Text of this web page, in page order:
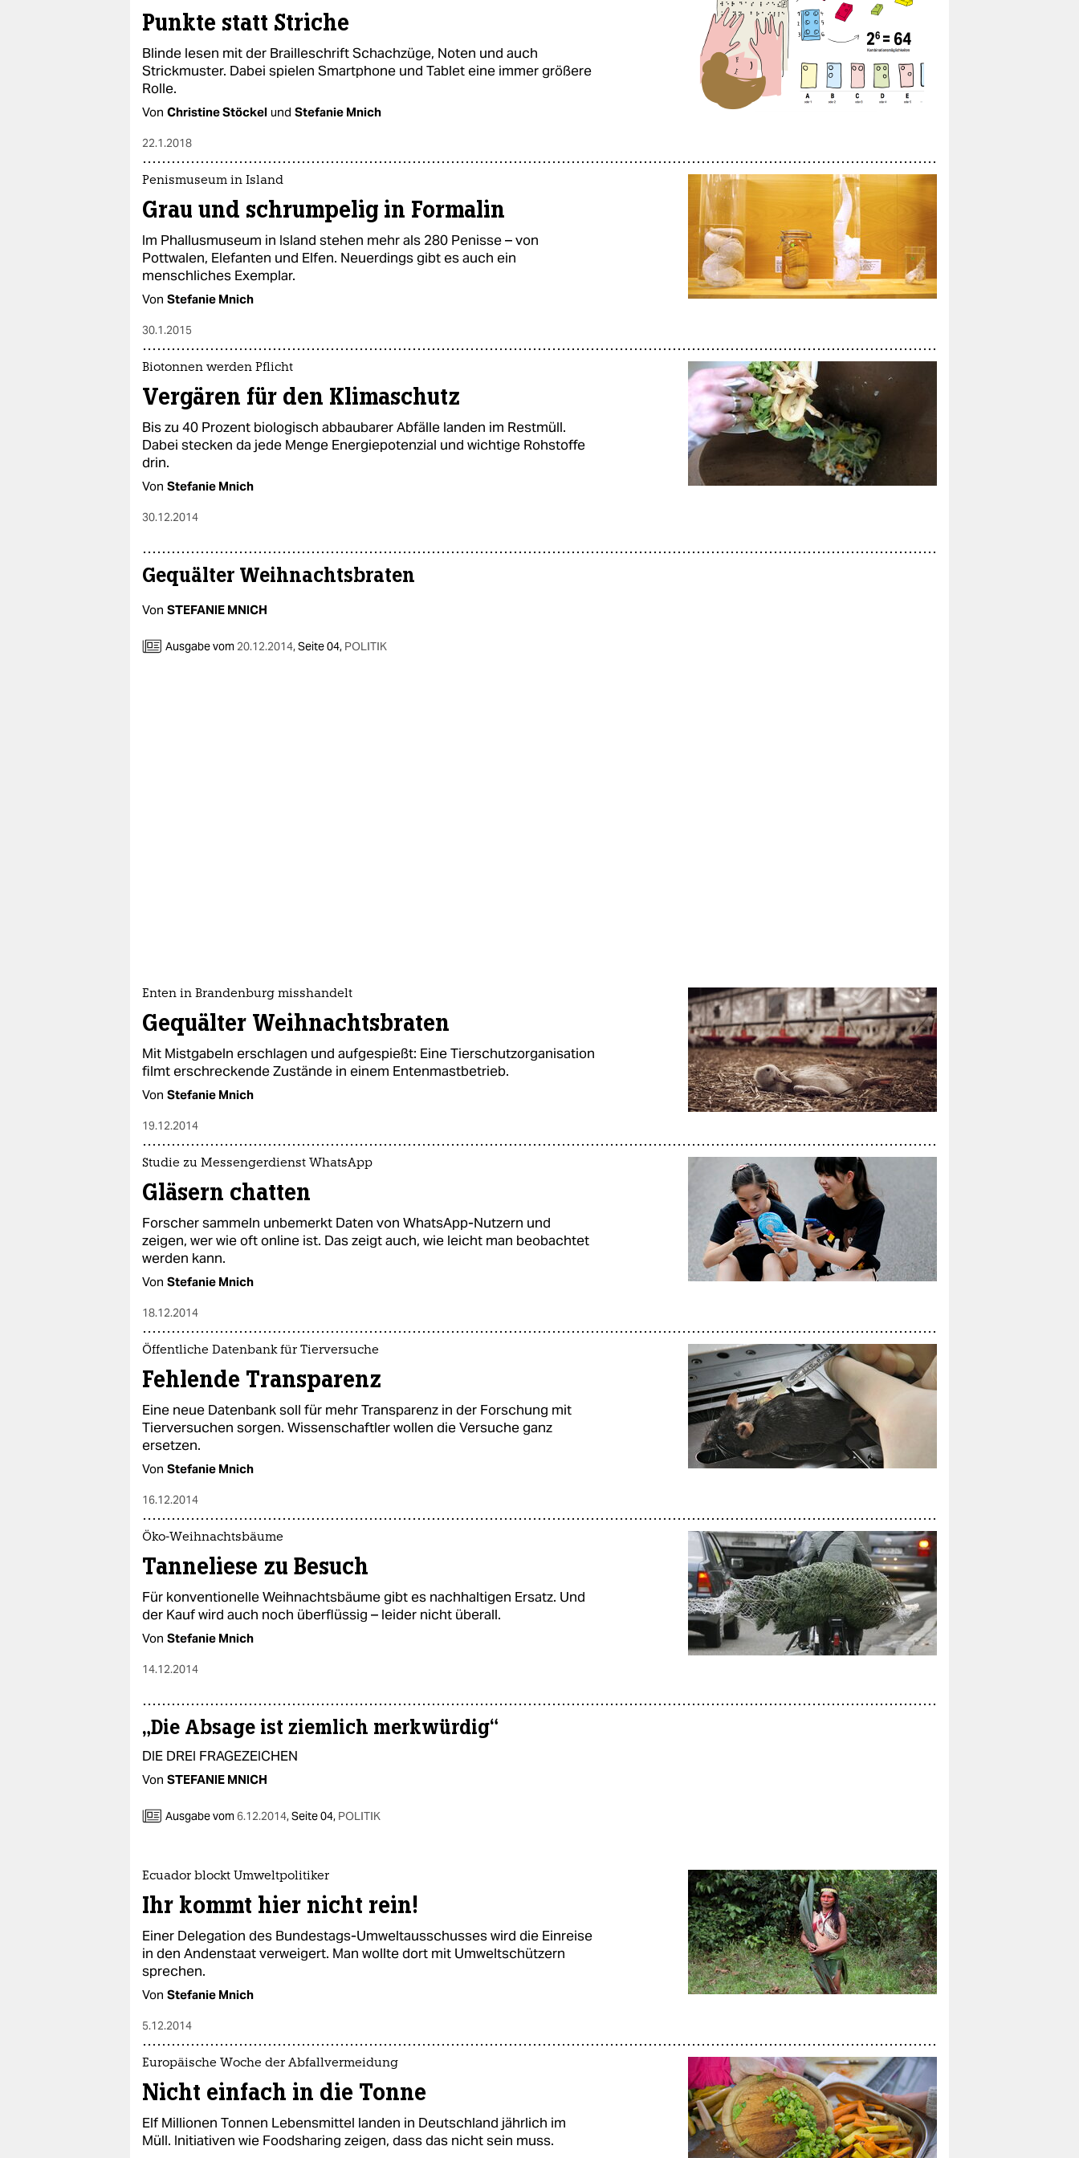
Punkte statt Striche
Blinde lesen mit der Brailleschrift Schachzüge, Noten und auch
Strickmuster. Dabei spielen Smartphone und Tablet eine immer größere
Rolle.
Von Christine Stöckel und Stefanie Mnich
22.1.2018
Penismuseum in Island
Grau und schrumpelig in Formalin
Im Phallusmuseum in Island stehen mehr als 280 Penisse – von
Pottwalen, Elefanten und Elfen. Neuerdings gibt es auch ein
menschliches Exemplar.
Von Stefanie Mnich
30.1.2015
Biotonnen werden Pflicht
Vergären für den Klimaschutz
Bis zu 40 Prozent biologisch abbaubarer Abfälle landen im Restmüll.
Dabei stecken da jede Menge Energiepotenzial und wichtige Rohstoffe
drin.
Von Stefanie Mnich
30.12.2014
Gequälter Weihnachtsbraten
Von STEFANIE MNICH
Ausgabe vom 20.12.2014,Seite 04, POLITIK
Enten in Brandenburg misshandelt
Gequälter Weihnachtsbraten
Mit Mistgabeln erschlagen und aufgespießt: Eine Tierschutzorganisation
filmt erschreckende Zustände in einem Entenmastbetrieb.
Von Stefanie Mnich
19.12.2014
Studie zu Messengerdienst WhatsApp
Gläsern chatten
Forscher sammeln unbemerkt Daten von WhatsApp-Nutzern und
zeigen, wer wie oft online ist. Das zeigt auch, wie leicht man beobachtet
werden kann.
Von Stefanie Mnich
18.12.2014
Öffentliche Datenbank für Tierversuche
Fehlende Transparenz
Eine neue Datenbank soll für mehr Transparenz in der Forschung mit
Tierversuchen sorgen. Wissenschaftler wollen die Versuche ganz
ersetzen.
Von Stefanie Mnich
16.12.2014
Öko-Weihnachtsbäume
Tanneliese zu Besuch
Für konventionelle Weihnachtsbäume gibt es nachhaltigen Ersatz. Und
der Kauf wird auch noch überflüssig – leider nicht überall.
Von Stefanie Mnich
14.12.2014
„Die Absage ist ziemlich merkwürdig“
DIE DREI FRAGEZEICHEN
Von STEFANIE MNICH
Ausgabe vom6.12.2014,Seite 04, POLITIK
Ecuador blockt Umweltpolitiker
Ihr kommt hier nicht rein!
Einer Delegation des Bundestags-Umweltausschusses wird die Einreise
in den Andenstaat verweigert. Man wollte dort mit Umweltschützern
sprechen.
Von Stefanie Mnich
5.12.2014
Europäische Woche der Abfallvermeidung
Nicht einfach in die Tonne
Elf Millionen Tonnen Lebensmittel landen in Deutschland jährlich im
Müll. Initiativen wie Foodsharing zeigen, dass das nicht sein muss.